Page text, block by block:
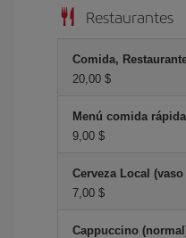
Restaurantes
Comida,
20,00 $
Menú comida rápida
9,00 $
Cerveza Local
7,00 $
Cappuccino